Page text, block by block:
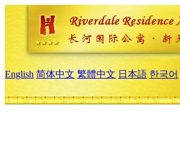
English 简体中文 繁體中文 日本語 한국어